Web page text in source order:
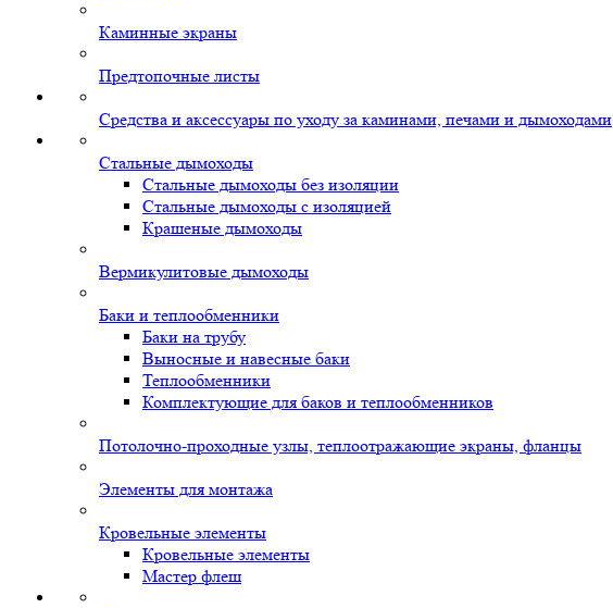
Каминные экраны
Предтопочные листы
Средства и аксессуары по уходу за каминами, печами и дымоходами
Стальные дымоходы
Стальные дымоходы без изоляции
Стальные дымоходы с изоляцией
Крашеные дымоходы
Вермикулитовые дымоходы
Баки и теплообменники
Баки на трубу
Выносные и навесные баки
Теплообменники
Комплектующие для баков и теплообменников
Потолочно-проходные узлы, теплоотражающие экраны, фланцы
Элементы для монтажа
Кровельные элементы
Кровельные элементы
Мастер флеш